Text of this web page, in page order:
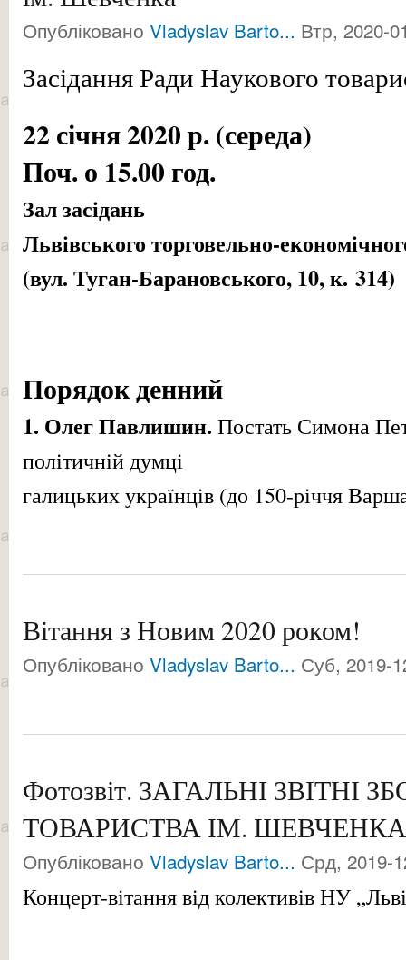
Опубліковано Vladyslav Barto... Втр, 2020-
Засідання Ради Наукового
22 січня 2020
Поч. о 15.00 год.
Зал засідань
Львівського торговельно-
(вул. Туган-Барановського, 10, к. 314)
Порядок денний
1. Олег Павлишин. Постать Симона
політичній думці
галицьких українців (до 150-річчя
Вітання з Новим 2020 роком!
Опубліковано Vladyslav Barto... Суб, 2019-
Фотозвіт. ЗАГАЛЬНІ ЗВІТНІ
ТОВАРИСТВА ІМ. ШЕВЧЕНКА 7
Опубліковано Vladyslav Barto... Срд, 2019-
Концерт-вітання від колективів НУ